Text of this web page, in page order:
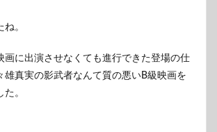
。
画に出演させなくても進行できた登場の仕
雄真実の影武者なんて質の悪いB級映画を
。